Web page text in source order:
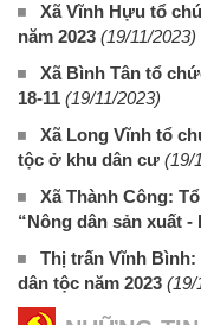
Xã Vĩnh Hựu tổ
năm 2023 (19/11/2023)
Xã Bình Tân tổ
18-11 (19/11/2023)
Xã Long Vĩnh tổ
tộc ở khu dân cư (19/
Xã Thành Công:
“Nông dân sản xuất -
Thị trấn Vĩnh
dân tộc năm 2023 (19/